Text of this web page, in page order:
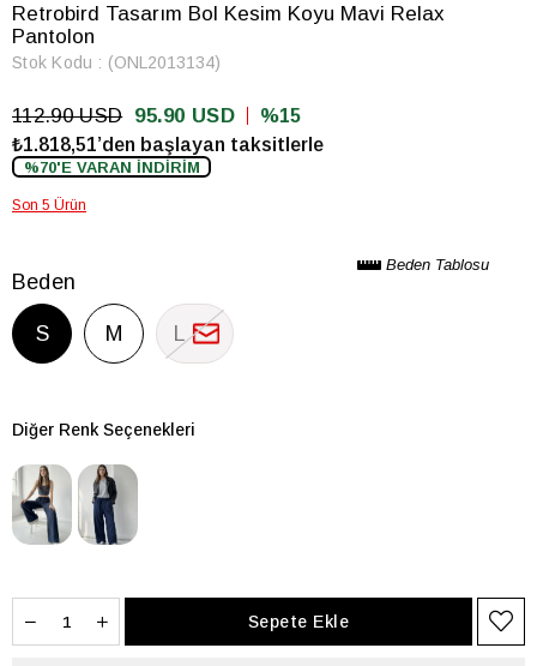
Retrobird Tasarım Bol Kesim Koyu Mavi Relax
Pantolon
Stok Kodu (ONL2013134)
112.90 USD 95.90 USD
15
₺1.818,51’den başlayan taksitlerle
%70'E VARAN İNDİRİM
Son 5 Ürün
Beden Tablosu
Beden
S M L
Diğer Renk Seçenekleri